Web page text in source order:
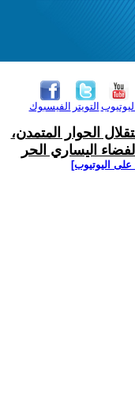
الفيسبوك التويتر اليوتيوب
الحوار المتمدن،
اليساري الحر
اليوتيوب]